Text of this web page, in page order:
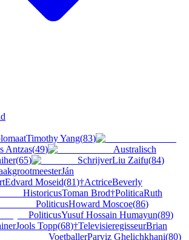
Timothy Yang(83)
Antzas(49)
Australisch
(65) SchrijverLiu Zaifu(84)
Ján
Edvard Moseid(81)†ActriceBeverly
HistoricusToman Brod†PoliticaRuth
PoliticusHoward Moscoe(86)
PoliticusYusuf Hossain Humayun(89)
Jools Topp(68)†TelevisieregisseurBrian
VoetballerParviz Ghelichkhani(80)